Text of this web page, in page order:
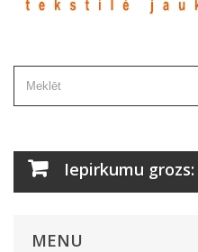
Iepirkumu grozs:
MENU